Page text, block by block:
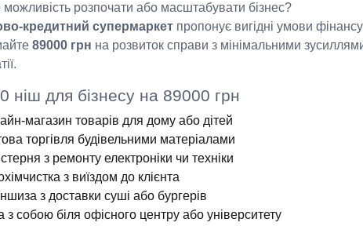
можливість розпочати або масштабувати бізнес?
кредитний супермаркетпропонує вигідні умови
89000 грн на розвиток справи з мінімальними
ніш для бізнесу на 89000 грн
магазин товарів для дому або дітей
торгівля будівельними матеріалами
з ремонту електроніки чи техніки
з виїздом до клієнта
з доставки суші або бургерів
з собою біля офісного центру або університету